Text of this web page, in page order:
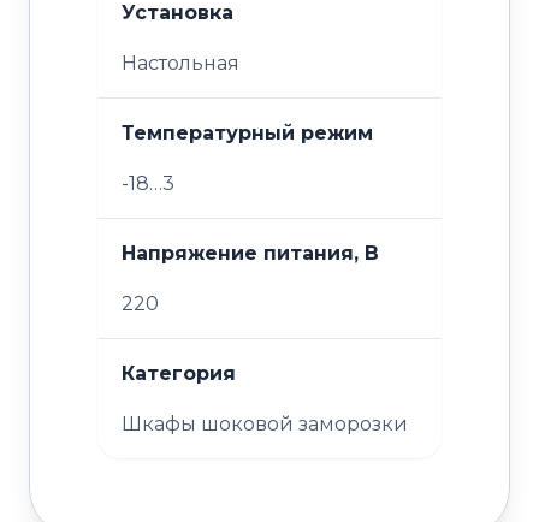
Установка
Настольная
Температурный режим
-18…3
Напряжение питания, В
220
Категория
Шкафы шоковой заморозки